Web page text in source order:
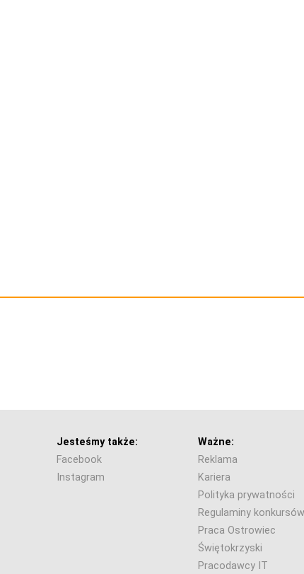
Jesteśmy także:
Facebook
Instagram
Ważne:
Reklama
Kariera
Polityka prywatności
Regulaminy konkursów
Praca Ostrowiec
Świętokrzyski
Pracodawcy IT